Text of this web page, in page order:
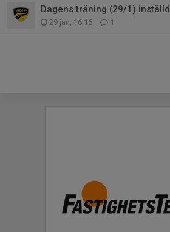
Dagens träning (29/1) inställd
29 jan, 16:16 1